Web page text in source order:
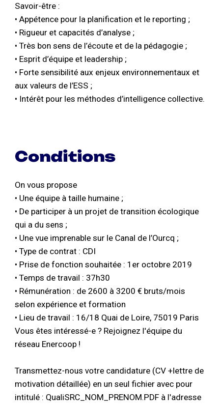
Savoir-être :
• Appétence pour la planification et le reporting ;
• Rigueur et capacités d’analyse ;
• Très bon sens de l’écoute et de la pédagogie ;
• Esprit d’équipe et leadership ;
• Forte sensibilité aux enjeux environnementaux et
aux valeurs de l’ESS ;
• Intérêt pour les méthodes d’intelligence collective.
Conditions
On vous propose
• Une équipe à taille humaine ;
• De participer à un projet de transition écologique
qui a du sens ;
• Une vue imprenable sur le Canal de l’Ourcq ;
• Type de contrat : CDI
• Prise de fonction souhaitée : 1er octobre 2019
• Temps de travail : 37h30
• Rémunération : de 2600 à 3200 € bruts/mois
selon expérience et formation
• Lieu de travail : 16/18 Quai de Loire, 75019 Paris
Vous êtes intéressé-e ? Rejoignez l'équipe du
réseau Enercoop !
Transmettez-nous votre candidature (CV +lettre de
motivation détaillée) en un seul fichier avec pour
intitulé : QualiSRC_NOM_PRENOM.PDF à l'adresse